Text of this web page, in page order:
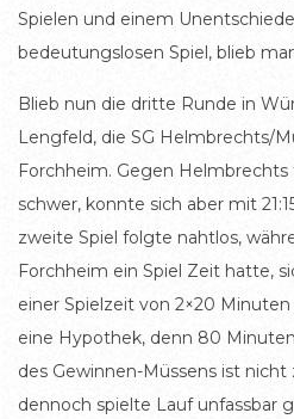
Spielen und einem
bedeutungslosen Spiel, blieb
Blieb nun die dritte Runde in
Lengfeld, die SG Helmbrechts/
Forchheim. Gegen
schwer, konnte sich aber mit
zweite Spiel folgte nahtlos,
Forchheim ein Spiel Zeit hatte,
einer Spielzeit von 2×20
eine Hypothek, denn 80
des Gewinnen-Müssens ist
dennoch spielte Lauf unfassbar